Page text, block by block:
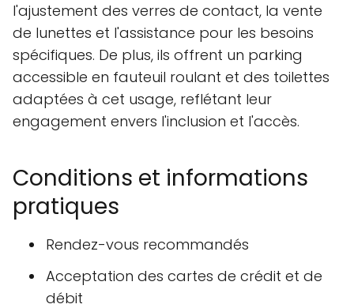
l'ajustement des verres de contact, la vente
de lunettes et l'assistance pour les besoins
spécifiques. De plus, ils offrent un parking
accessible en fauteuil roulant et des toilettes
adaptées à cet usage, reflétant leur
engagement envers l'inclusion et l'accès.
Conditions et informations
pratiques
Rendez-vous recommandés
Acceptation des cartes de crédit et de
débit